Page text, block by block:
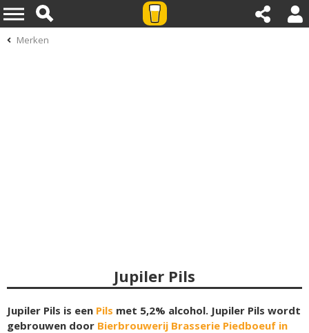
Merken
Jupiler Pils
Jupiler Pils is een Pils met 5,2% alcohol. Jupiler Pils wordt
gebrouwen door Bierbrouwerij Brasserie Piedboeuf in